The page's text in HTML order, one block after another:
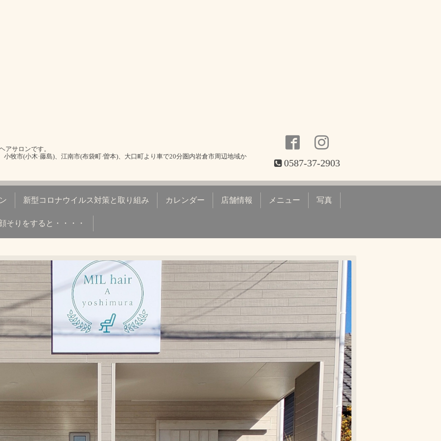
アサロンです。
小牧市(小木·藤島)、江南市(布袋町·曽本)、大口町より車で20分圏内岩倉市周辺地域か
0587-37-2903
新型コロナウイルス対策と取り組み カレンダー 店舗情報 メニュー 写真
そりをすると・・・・